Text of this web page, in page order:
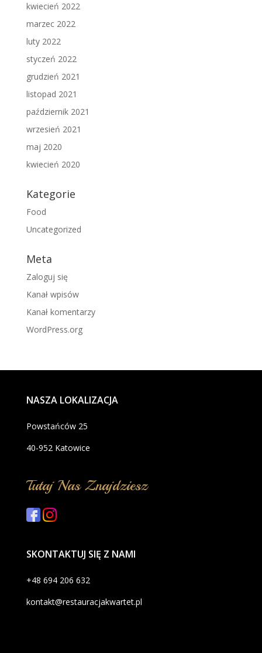
kwiecień 2022
marzec 2022
luty 2022
styczeń 2022
grudzień 2021
listopad 2021
październik 2021
wrzesień 2021
maj 2020
kwiecień 2020
Kategorie
Food
Uncategorized
Meta
Zaloguj się
Kanał wpisów
Kanał komentarzy
WordPress.org
NASZA LOKALIZACJA
Powstańców 25
40-952 Katowice
Tutaj Nas Znajdziesz
SKONTAKTUJ SIĘ Z NAMI
+48 694 206 632
kontakt@restauracjakwartet.pl